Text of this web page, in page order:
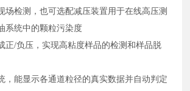
场检测，也可选配减压装置用于在线高压测
系统中的颗粒污染度
正/负压，实现高粘度样品的检测和样品脱
，能显示各通道粒径的真实数据并自动判定